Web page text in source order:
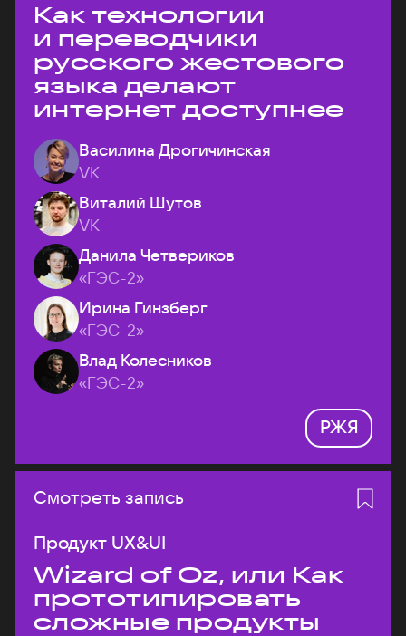
Как технологии
и переводчики
русского жестового
языка делают
интернет доступнее
Василина Дрогичинская
VK
Виталий Шутов
VK
Данила Четвериков
«ГЭС-2»
Ирина Гинзберг
«ГЭС-2»
Влад Колесников
«ГЭС-2»
РЖЯ
Смотреть запись
Продукт UX&UI
Wizard of Oz, или Как
прототипировать
сложные продукты